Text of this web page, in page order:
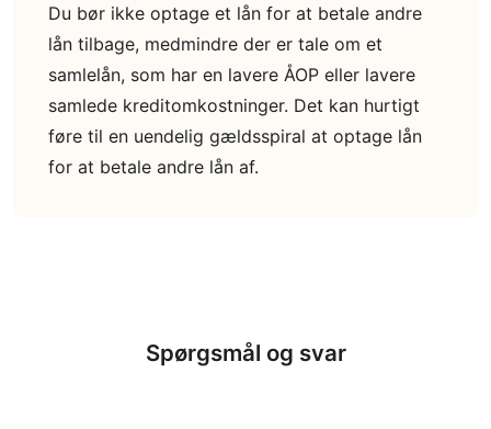
Du bør ikke optage et lån for at betale andre
lån tilbage, medmindre der er tale om et
samlelån, som har en lavere ÅOP eller lavere
samlede kreditomkostninger. Det kan hurtigt
føre til en uendelig gældsspiral at optage lån
for at betale andre lån af.
Spørgsmål og svar